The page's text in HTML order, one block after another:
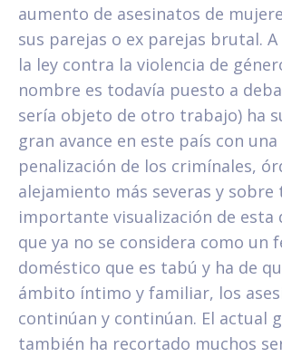
aumento de asesinatos de
sus parejas o ex parejas brutal.
la ley contra la violencia de
nombre es todavía puesto a
sería objeto de otro trabajo) ha
gran avance en este país con
penalización de los crimínales,
alejamiento más severas y sobre
importante visualización de esta
que ya no se considera como un
doméstico que es tabú y ha de
ámbito íntimo y familiar, los
continúan y continúan. El actual
también ha recortado muchos